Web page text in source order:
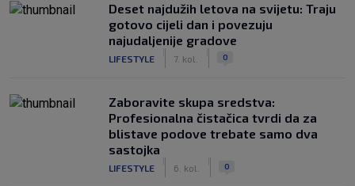
Deset najdužih letova na svijetu: Traju
gotovo cijeli dan i povezuju
najudaljenije gradove
LIFESTYLE 7. kol. 0
Zaboravite skupa sredstva:
Profesionalna čistačica tvrdi da za
blistave podove trebate samo dva
sastojka
LIFESTYLE 6. kol. 0